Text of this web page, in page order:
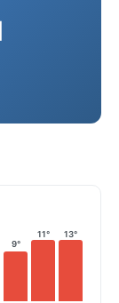
9°
11° 13°